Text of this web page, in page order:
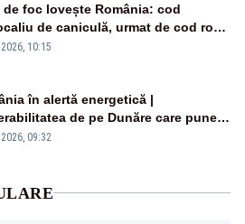
de foc lovește România: cod
de caniculă, urmat de cod roșu
Temperaturile urcă spre 40°C
10:15
în alertă energetică |
de pe Dunăre care pune
Centrala Cernavodă era
09:32